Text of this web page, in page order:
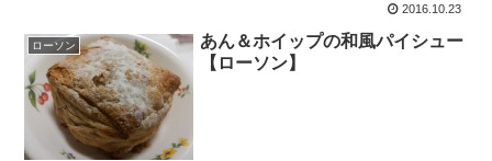
2016.10.23
ローソン
あん＆ホイップの和風パイシュー
【ローソン】